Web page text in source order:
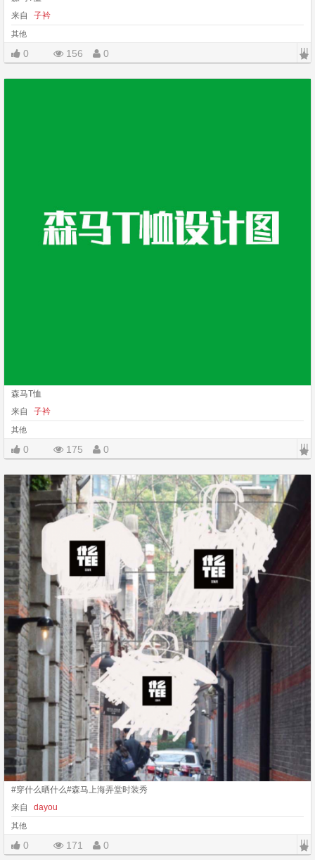
来自
子衿
其他
0 156 0 |||
森马T恤
来自
子衿
其他
0 175 0 |||
#穿什么晒什么#森马上海弄堂时装秀
来自
dayou
其他
0 171 0 |||